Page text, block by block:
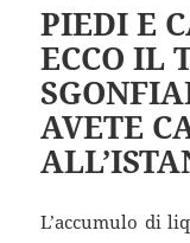
PIEDI E
ECCO IL
AVETE
L’accumulo di